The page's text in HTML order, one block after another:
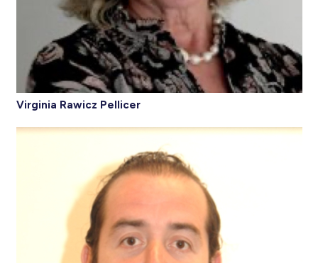
Virginia Rawicz Pellicer